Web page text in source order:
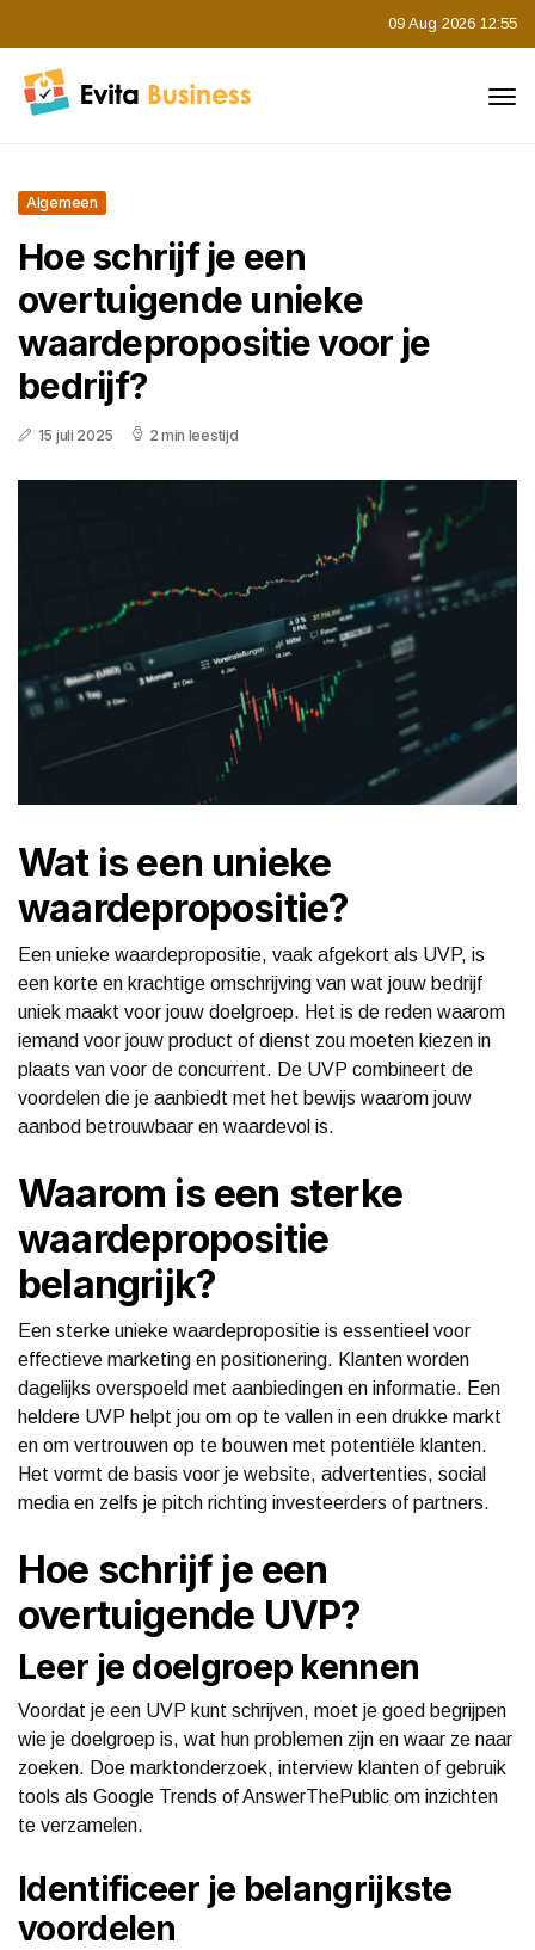
09 Aug 2026 12:55
Algemeen
Hoe schrijf je een
overtuigende unieke
waardepropositie voor je
bedrijf?
15 juli 2025 2 min leestijd
Wat is een unieke
waardepropositie?
Een unieke waardepropositie, vaak afgekort als UVP, is
een korte en krachtige omschrijving van wat jouw bedrijf
uniek maakt voor jouw doelgroep. Het is de reden waarom
iemand voor jouw product of dienst zou moeten kiezen in
plaats van voor de concurrent. De UVP combineert de
voordelen die je aanbiedt met het bewijs waarom jouw
aanbod betrouwbaar en waardevol is.
Waarom is een sterke
waardepropositie
belangrijk?
Een sterke unieke waardepropositie is essentieel voor
effectieve marketing en positionering. Klanten worden
dagelijks overspoeld met aanbiedingen en informatie. Een
heldere UVP helpt jou om op te vallen in een drukke markt
en om vertrouwen op te bouwen met potentiële klanten.
Het vormt de basis voor je website, advertenties, social
media en zelfs je pitch richting investeerders of partners.
Hoe schrijf je een
overtuigende UVP?
Leer je doelgroep kennen
Voordat je een UVP kunt schrijven, moet je goed begrijpen
wie je doelgroep is, wat hun problemen zijn en waar ze naar
zoeken. Doe marktonderzoek, interview klanten of gebruik
tools als Google Trends of AnswerThePublic om inzichten
te verzamelen.
Identificeer je belangrijkste
voordelen